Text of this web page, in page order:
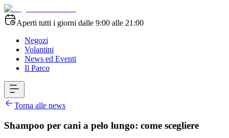
Aperti tutti i giorni dalle 9:00 alle 21:00
Negozi
Volantini
News ed Eventi
Il Parco
Torna alle news
Shampoo per cani a pelo lungo: come scegliere